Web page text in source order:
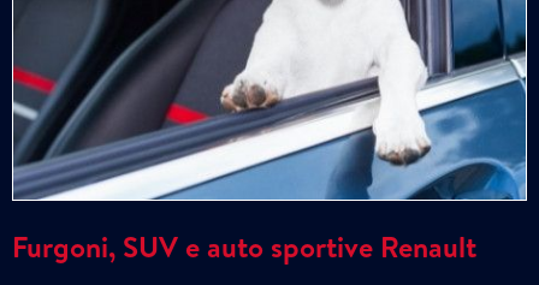
Furgoni, SUV e auto sportive Renault